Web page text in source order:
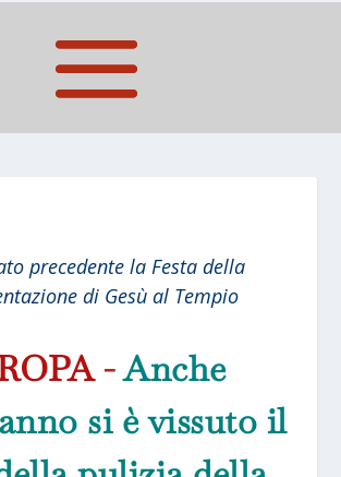
precedente la Festa della
di Gesù al Tempio
-Anche
si è vissuto il